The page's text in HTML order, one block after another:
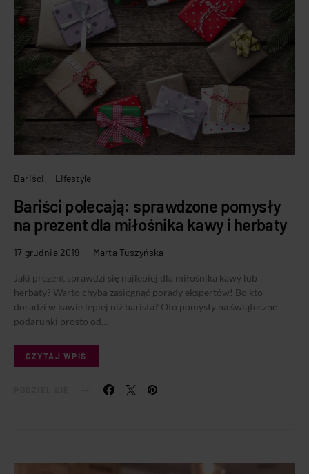
Bariści Lifestyle
Bariści polecają: sprawdzone pomysły
na prezent dla miłośnika kawy i herbaty
17 grudnia 2019 Marta Tuszyńska
Jaki prezent sprawdzi się najlepiej dla miłośnika kawy lub
herbaty? Warto chyba zasięgnąć porady ekspertów! Bo kto
doradzi w kawie lepiej niż barista? Oto pomysły na świąteczne
podarunki prosto od…
CZYTAJ WPIS